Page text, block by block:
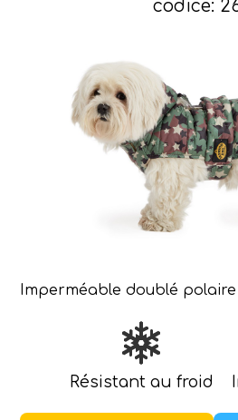
codice:
Imperméable doublé
Résistant au froid